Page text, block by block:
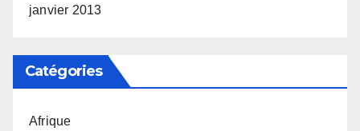
janvier 2013
Catégories
Afrique